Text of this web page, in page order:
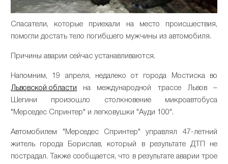
Спасатели, которые приехали на место происшествия,
помогли достать тело погибшего мужчины из автомобиля.
Причины аварии сейчас устанавливаются.
Напомним, 19 апреля, недалеко от города Мостиска во
Львовской области на международной трассе Львов –
Шегини произошло столкновение микроавтобуса
"Мерседес Спринтер" и легковушки "Ауди 100".
Автомобилем "Мерседес Спринтер" управлял 47-летний
житель города Борислав, который в результате ДТП не
пострадал. Также сообщается, что в результате аварии трое